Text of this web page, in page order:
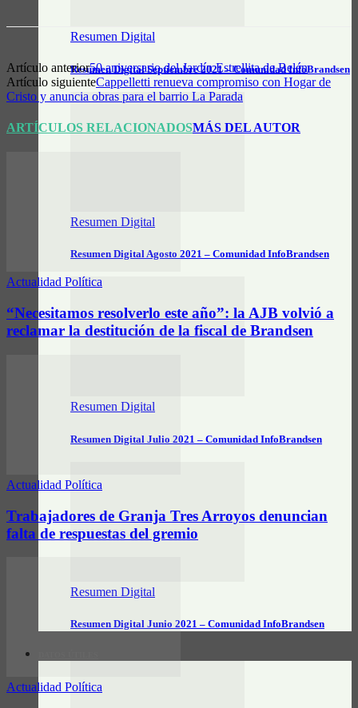
Resumen Digital
Resumen Digital Septiembre 2021 – Comunidad InfoBrandsen
Resumen Digital
Resumen Digital Agosto 2021 – Comunidad InfoBrandsen
Resumen Digital
Resumen Digital Julio 2021 – Comunidad InfoBrandsen
Resumen Digital
Resumen Digital Junio 2021 – Comunidad InfoBrandsen
Artículo anterior50 aniversario del Jardín Estrellita de Belén
Artículo siguienteCappelletti renueva compromiso con Hogar de
Cristo y anuncia obras para el barrio La Parada
ARTÍCULOS RELACIONADOSMÁS DEL AUTOR
Actualidad Política
“Necesitamos resolverlo este año”: la AJB volvió a
reclamar la destitución de la fiscal de Brandsen
Actualidad Política
Trabajadores de Granja Tres Arroyos denuncian
falta de respuestas del gremio
Actualidad Política